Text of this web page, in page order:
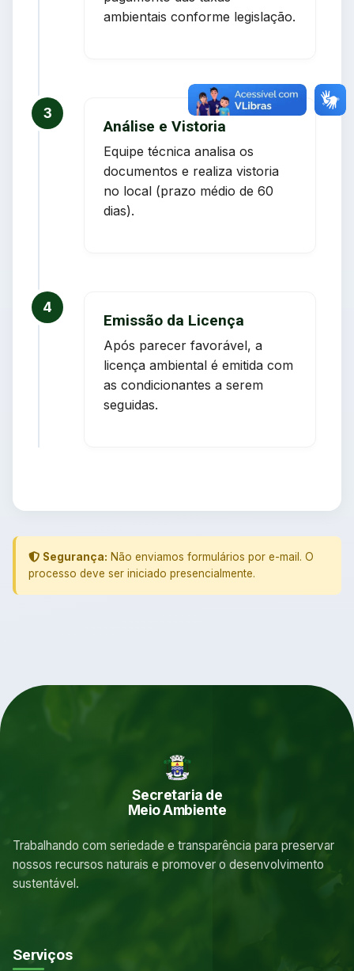
ambientais conforme legislação.
3
Análise e Vistoria
Equipe técnica analisa os
documentos e realiza vistoria
no local (prazo médio de 60
dias).
4
Emissão da Licença
Após parecer favorável, a
licença ambiental é emitida com
as condicionantes a serem
seguidas.
Segurança: Não enviamos formulários por e-mail. O
processo deve ser iniciado presencialmente.
Secretaria de
Meio Ambiente
Trabalhando com seriedade e transparência para preservar
nossos recursos naturais e promover o desenvolvimento
sustentável.
Serviços